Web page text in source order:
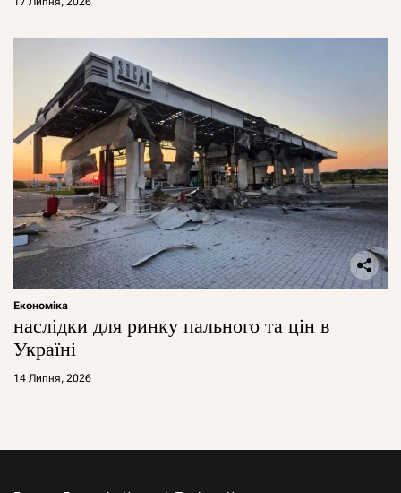
Економіка
наслідки для ринку пального та цін в
Україні
14 Липня, 2026